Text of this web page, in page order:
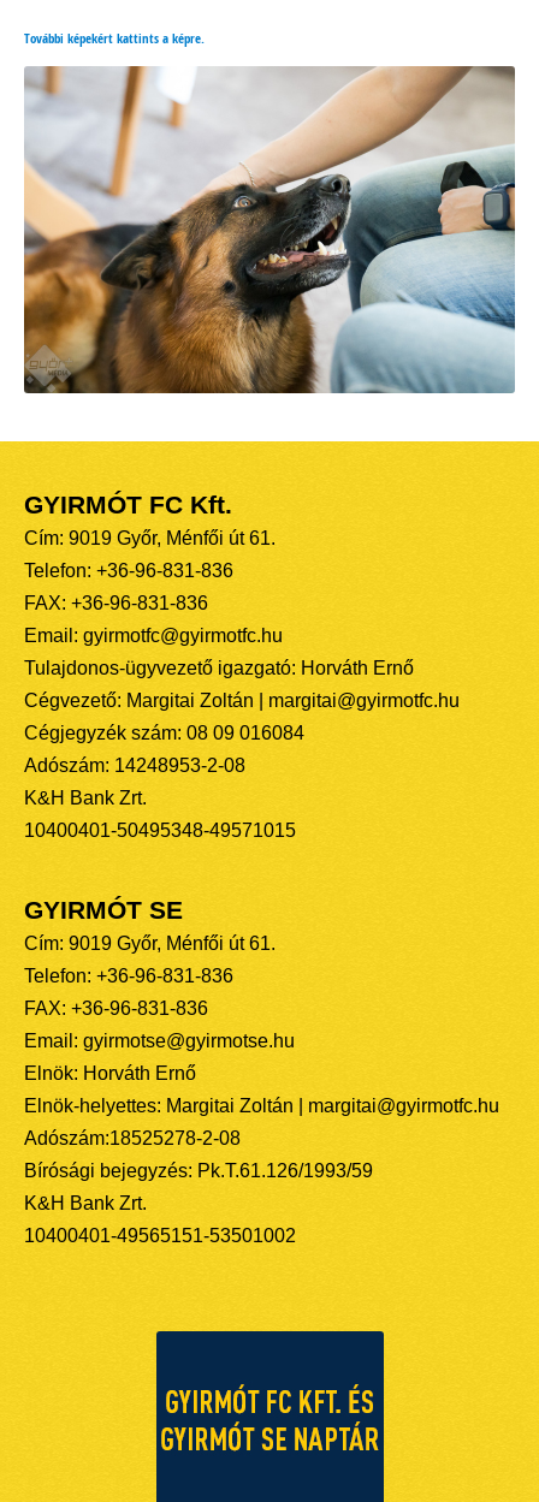
További képekért kattints a képre.
GYIRMÓT FC Kft.
Cím: 9019 Győr, Ménfői út 61.
Telefon: +36-96-831-836
FAX: +36-96-831-836
Email: gyirmotfc@gyirmotfc.hu
Tulajdonos-ügyvezető igazgató: Horváth Ernő
Cégvezető: Margitai Zoltán | margitai@gyirmotfc.hu
Cégjegyzék szám: 08 09 016084
Adószám: 14248953-2-08
K&H Bank Zrt.
10400401-50495348-49571015
GYIRMÓT SE
Cím: 9019 Győr, Ménfői út 61.
Telefon: +36-96-831-836
FAX: +36-96-831-836
Email: gyirmotse@gyirmotse.hu
Elnök: Horváth Ernő
Elnök-helyettes: Margitai Zoltán | margitai@gyirmotfc.hu
Adószám:18525278-2-08
Bírósági bejegyzés: Pk.T.61.126/1993/59
K&H Bank Zrt.
10400401-49565151-53501002